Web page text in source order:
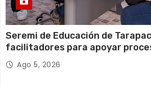
Seremi de Educación de
facilitadores para apoyar
Escolar 2027
Ago 5, 2026